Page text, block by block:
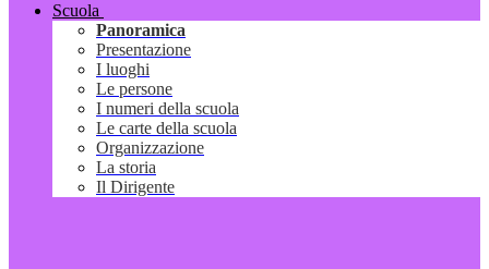
Scuola
Panoramica
Presentazione
I luoghi
Le persone
I numeri della scuola
Le carte della scuola
Organizzazione
La storia
Il Dirigente